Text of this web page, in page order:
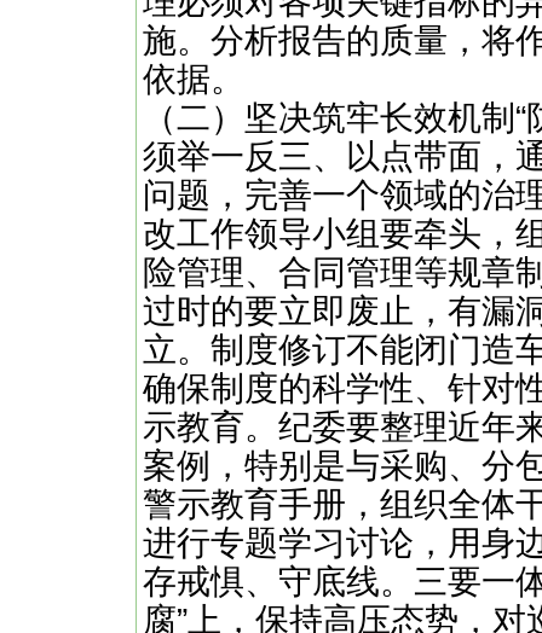
施。分析报告的质量，将
依据。
（二）坚决筑牢长效机制
须举一反三、以点带面，
问题，完善一个领域的治
改工作领导小组要牵头，
险管理、合同管理等规章
过时的要立即废止，有漏
立。制度修订不能闭门造
确保制度的科学性、针对
示教育。纪委要整理近年
案例，特别是与采购、分
警示教育手册，组织全体
进行专题学习讨论，用身
存戒惧、守底线。三要一
腐”上，保持高压态势，